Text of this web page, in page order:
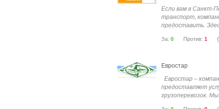
Если вам в Санкт-
транспорт,
предоставить.
За: 0 Против: 1
Евростар
Евростар –
предоставляет
грузоперевозок.